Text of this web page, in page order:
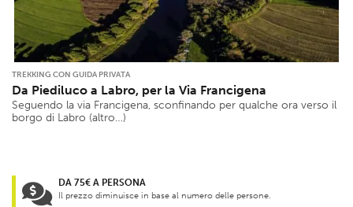
TREKKING CON GUIDA PRIVATA
Da Piediluco a Labro, per la Via Francigena
Seguendo la via Francigena, sconfinando per qualche ora verso il
borgo di Labro (altro…)
DA 75€ A PERSONA
Il prezzo diminuisce in base al numero delle persone.